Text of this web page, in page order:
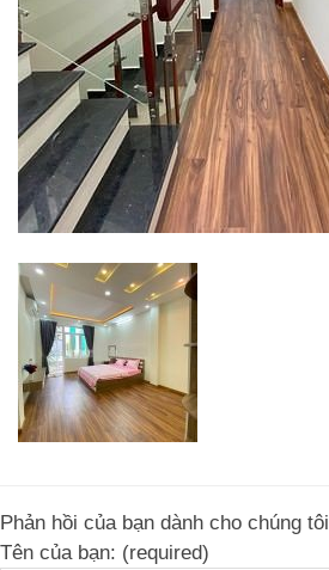
Phản hồi của bạn dành cho chúng tôi
Tên của bạn: (required)